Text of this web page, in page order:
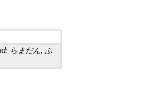
; らまだん, ふ